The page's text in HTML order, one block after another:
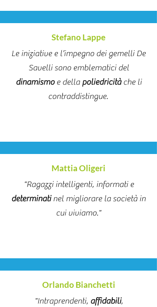
Stefano Lappe
Le iniziative e l’impegno dei gemelli De
Savelli sono emblematici del
dinamismo e della poliedricità che li
contraddistingue.
Mattia Oligeri
"Ragazzi intelligenti, informati e
determinati nel migliorare la società in
cui viviamo."
Orlando Bianchetti
"Intraprendenti, affidabili,